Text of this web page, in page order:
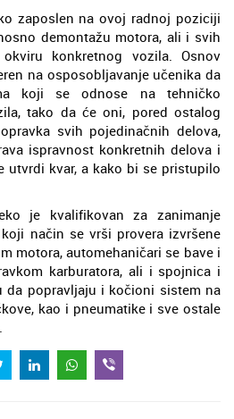
zaposlen na ovoj radnoj poziciji
demontažu motora, ali i svih
konkretnog vozila. Osnov
na osposobljavanje učenika da
koji se odnose na tehničko
tako da će oni, pored ostalog
svih pojedinačnih delova,
ispravnost konkretnih delova i
utvrdi kvar, a kako bi se pristupilo
je kvalifikovan za zanimanje
način se vrši provera izvršene
motora, automehaničari se bave i
karburatora, ali i spojnica i
da popravljaju i kočioni sistem na
kao i pneumatike i sve ostale